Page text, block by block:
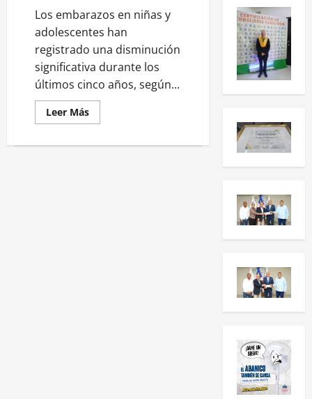
Los embarazos en niñas y
adolescentes han
registrado una disminución
significativa durante los
últimos cinco años, según...
Leer Más